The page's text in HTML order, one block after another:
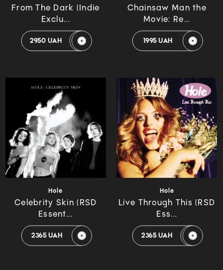
From The Dark (Indie
Exclu...
2950 UAH
Chainsaw Man the
Movie: Re...
1995 UAH
Hole
Celebrity Skin (RSD
Essent...
2365 UAH
Hole
Live Through This (RSD
Ess...
2365 UAH